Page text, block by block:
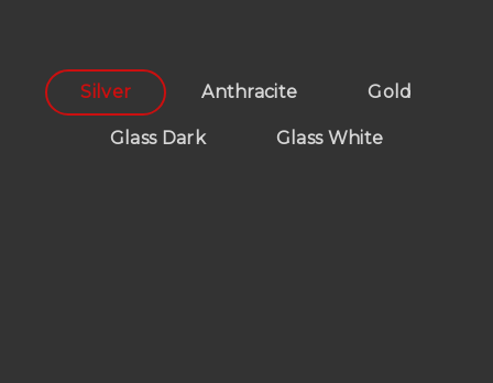
Silver Anthracite Gold
Glass Dark Glass White